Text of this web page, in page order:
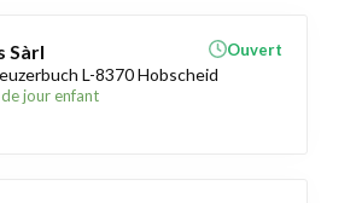
Sàrl
L-8370 Hobscheid
jour enfant
Ouvert